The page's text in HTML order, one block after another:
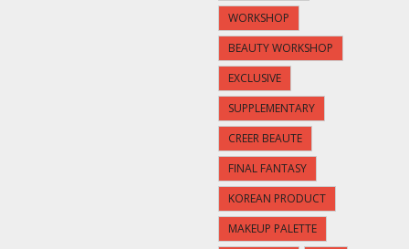
WORKSHOP
BEAUTY WORKSHOP
EXCLUSIVE
SUPPLEMENTARY
CREER BEAUTE
FINAL FANTASY
KOREAN PRODUCT
MAKEUP PALETTE